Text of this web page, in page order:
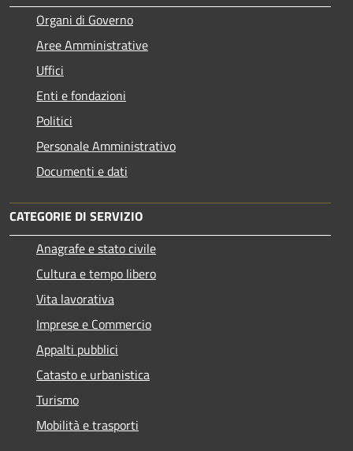
Organi di Governo
Aree Amministrative
Uffici
Enti e fondazioni
Politici
Personale Amministrativo
Documenti e dati
CATEGORIE DI SERVIZIO
Anagrafe e stato civile
Cultura e tempo libero
Vita lavorativa
Imprese e Commercio
Appalti pubblici
Catasto e urbanistica
Turismo
Mobilità e trasporti